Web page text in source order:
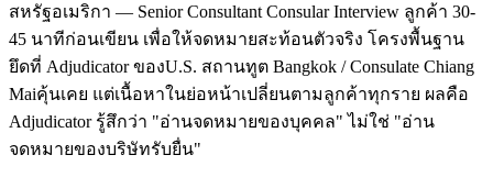
สหรัฐอเมริกา — Senior Consultant Consular Interview ลูกค้า 30-
45 นาทีก่อนเขียน เพื่อให้จดหมายสะท้อนตัวจริง โครงพื้นฐาน
ยึดที่ Adjudicator ของU.S. สถานทูต Bangkok / Consulate Chiang
Maiคุ้นเคย แต่เนื้อหาในย่อหน้าเปลี่ยนตามลูกค้าทุกราย ผลคือ
Adjudicator รู้สึกว่า "อ่านจดหมายของบุคคล" ไม่ใช่ "อ่าน
จดหมายของบริษัทรับยื่น"